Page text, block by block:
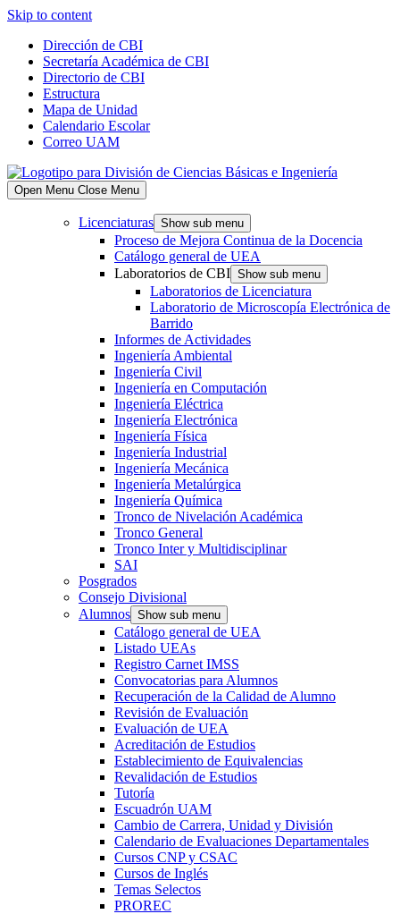
Skip to content
Dirección de CBI
Secretaría Académica de CBI
Directorio de CBI
Estructura
Mapa de Unidad
Calendario Escolar
Correo UAM
Open Menu Close Menu
Licenciaturas Show sub menu
Proceso de Mejora Continua de la Docencia
Catálogo general de UEA
Laboratorios de CBI Show sub menu
Laboratorios de Licenciatura
Laboratorio de Microscopía Electrónica de
Barrido
Informes de Actividades
Ingeniería Ambiental
Ingeniería Civil
Ingeniería en Computación
Ingeniería Eléctrica
Ingeniería Electrónica
Ingeniería Física
Ingeniería Industrial
Ingeniería Mecánica
Ingeniería Metalúrgica
Ingeniería Química
Tronco de Nivelación Académica
Tronco General
Tronco Inter y Multidisciplinar
SAI
Posgrados
Consejo Divisional
Alumnos Show sub menu
Catálogo general de UEA
Listado UEAs
Registro Carnet IMSS
Convocatorias para Alumnos
Recuperación de la Calidad de Alumno
Revisión de Evaluación
Evaluación de UEA
Acreditación de Estudios
Establecimiento de Equivalencias
Revalidación de Estudios
Tutoría
Escuadrón UAM
Cambio de Carrera, Unidad y División
Calendario de Evaluaciones Departamentales
Cursos CNP y CSAC
Cursos de Inglés
Temas Selectos
PROREC